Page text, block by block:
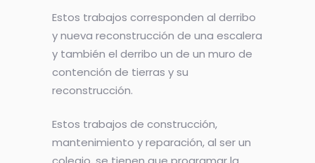
Estos trabajos corresponden al derribo
y nueva reconstrucción de una escalera
y también el derribo un de un muro de
contención de tierras y su
reconstrucción.
Estos trabajos de construcción,
mantenimiento y reparación, al ser un